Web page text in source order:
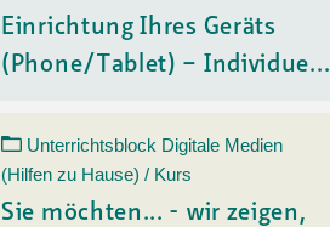
Einrichtung Ihres Geräts
(Phone/Tablet) – Individue...
Unterrichtsblock Digitale Medien
(Hilfen zu Hause) / Kurs
Sie möchten... - wir zeigen,